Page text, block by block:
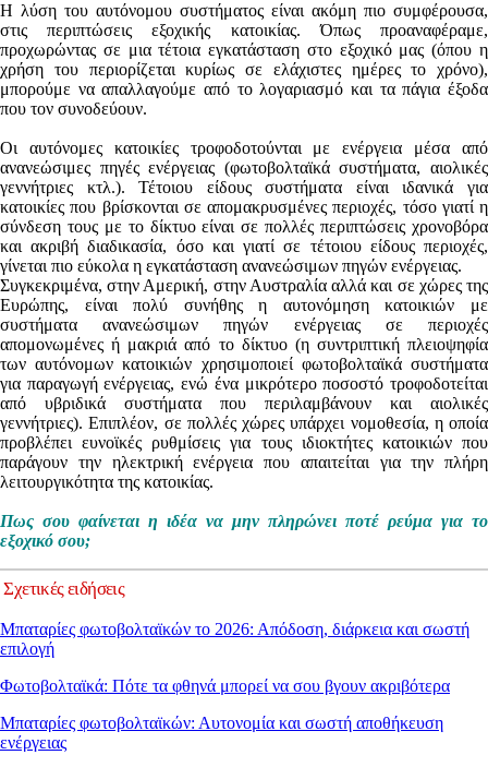
Η λύση του αυτόνομου συστήματος είναι ακόμη πιο συμφέρουσα,
στις περιπτώσεις εξοχικής κατοικίας. Όπως προαναφέραμε,
προχωρώντας σε μια τέτοια εγκατάσταση στο εξοχικό μας (όπου η
χρήση του περιορίζεται κυρίως σε ελάχιστες ημέρες το χρόνο),
μπορούμε να απαλλαγούμε από το λογαριασμό και τα πάγια έξοδα
που τον συνοδεύουν.
Οι αυτόνομες κατοικίες τροφοδοτούνται με ενέργεια μέσα από
ανανεώσιμες πηγές ενέργειας (φωτοβολταϊκά συστήματα, αιολικές
γεννήτριες κτλ.). Τέτοιου είδους συστήματα είναι ιδανικά για
κατοικίες που βρίσκονται σε απομακρυσμένες περιοχές, τόσο γιατί η
σύνδεση τους με το δίκτυο είναι σε πολλές περιπτώσεις χρονοβόρα
και ακριβή διαδικασία, όσο και γιατί σε τέτοιου είδους περιοχές,
γίνεται πιο εύκολα η εγκατάσταση ανανεώσιμων πηγών ενέργειας.
Συγκεκριμένα, στην Αμερική, στην Αυστραλία αλλά και σε χώρες της
Ευρώπης, είναι πολύ συνήθης η αυτονόμηση κατοικιών με
συστήματα ανανεώσιμων πηγών ενέργειας σε περιοχές
απομονωμένες ή μακριά από το δίκτυο (η συντριπτική πλειοψηφία
των αυτόνομων κατοικιών χρησιμοποιεί φωτοβολταϊκά συστήματα
για παραγωγή ενέργειας, ενώ ένα μικρότερο ποσοστό τροφοδοτείται
από υβριδικά συστήματα που περιλαμβάνουν και αιολικές
γεννήτριες). Επιπλέον, σε πολλές χώρες υπάρχει νομοθεσία, η οποία
προβλέπει ευνοϊκές ρυθμίσεις για τους ιδιοκτήτες κατοικιών που
παράγουν την ηλεκτρική ενέργεια που απαιτείται για την πλήρη
λειτουργικότητα της κατοικίας.
Πως σου φαίνεται η ιδέα να μην πληρώνει ποτέ ρεύμα για το
εξοχικό σου;
Σχετικές ειδήσεις
Μπαταρίες φωτοβολταϊκών το 2026: Απόδοση, διάρκεια και σωστή
επιλογή
Φωτοβολταϊκά: Πότε τα φθηνά μπορεί να σου βγουν ακριβότερα
Μπαταρίες φωτοβολταϊκών: Αυτονομία και σωστή αποθήκευση
ενέργειας